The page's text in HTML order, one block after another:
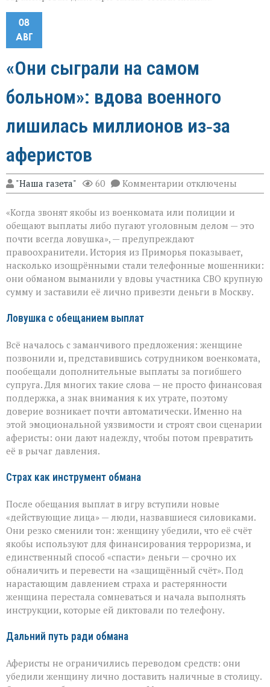
08
АВГ
«Они сыграли на самом
больном»: вдова военного
лишилась миллионов из‑за
аферистов
"Наша газета" 60 Комментарии к
записи
сыграли
на
самом
больном»:
вдова
военного
лишилась
миллионов
из‑за
отключены
«Когда звонят якобы из военкомата или полиции и
обещают выплаты либо пугают уголовным делом — это
почти всегда ловушка», — предупреждают
правоохранители. История из Приморья показывает,
насколько изощрёнными стали телефонные мошенники:
они обманом выманили у вдовы участника СВО крупную
сумму и заставили её лично привезти деньги в Москву.
Ловушка с обещанием выплат
Всё началось с заманчивого предложения: женщине
позвонили и, представившись сотрудником военкомата,
пообещали дополнительные выплаты за погибшего
супруга. Для многих такие слова — не просто финансовая
поддержка, а знак внимания к их утрате, поэтому
доверие возникает почти автоматически. Именно на
этой эмоциональной уязвимости и строят свои сценарии
аферисты: они дают надежду, чтобы потом превратить
её в рычаг давления.
Страх как инструмент обмана
После обещания выплат в игру вступили новые
«действующие лица» — люди, назвавшиеся силовиками.
Они резко сменили тон: женщину убедили, что её счёт
якобы используют для финансирования терроризма, и
единственный способ «спасти» деньги — срочно их
обналичить и перевести на «защищённый счёт». Под
нарастающим давлением страха и растерянности
женщина перестала сомневаться и начала выполнять
инструкции, которые ей диктовали по телефону.
Дальний путь ради обмана
Аферисты не ограничились переводом средств: они
убедили женщину лично доставить наличные в столицу.